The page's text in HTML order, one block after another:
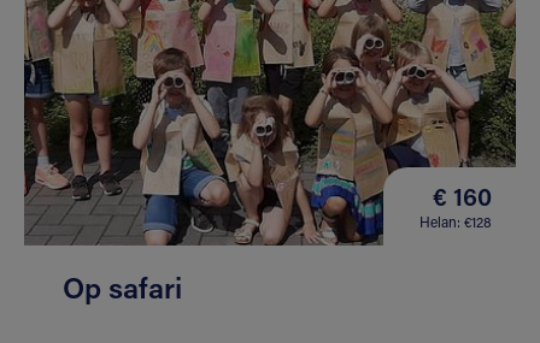
€ 160
Helan: €128
Op safari